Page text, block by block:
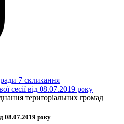
ради 7 скликання
сесії від 08.07.2019 року
територіальних громад
08.07.2019 року